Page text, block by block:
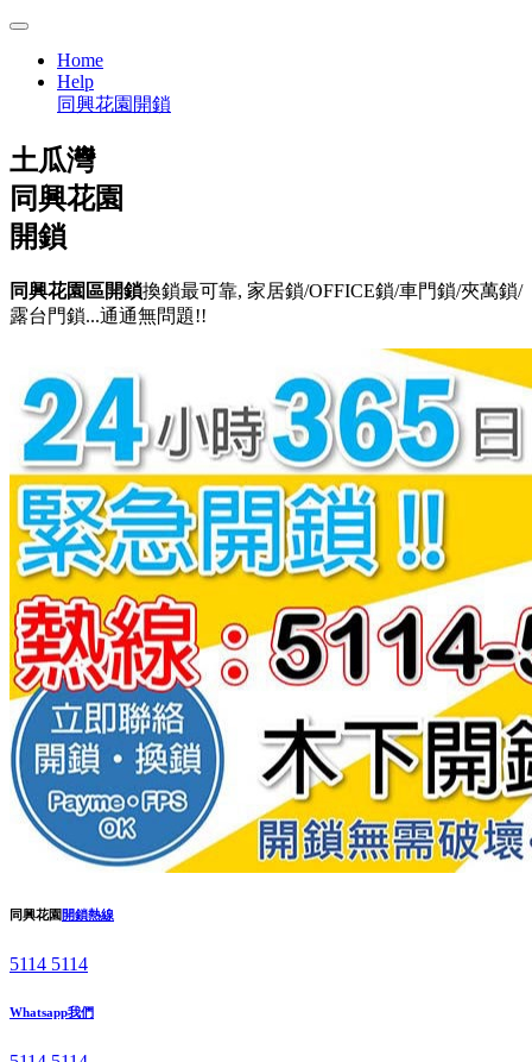
Home
Help
同興花園開鎖
土瓜灣
同興花園
開鎖
同興花園區開鎖換鎖最可靠, 家居鎖/OFFICE鎖/車門鎖/夾萬鎖/
露台門鎖...通通無問題!!
同興花園開鎖熱線
5114 5114
Whatsapp我們